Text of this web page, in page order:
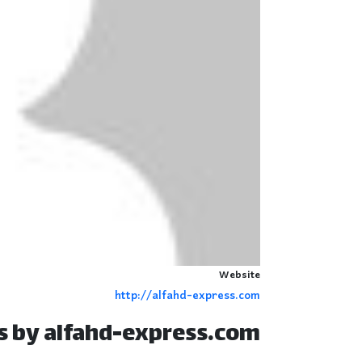
Website
http://alfahd-express.com
by alfahd-express.com